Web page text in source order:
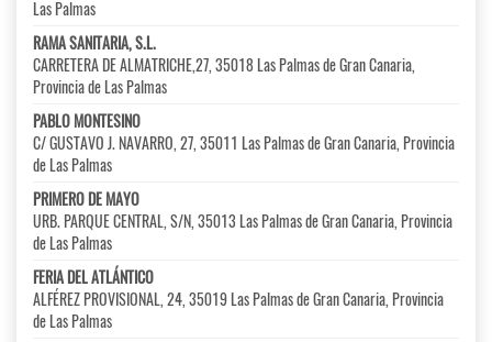
Las Palmas
RAMA SANITARIA, S.L.
CARRETERA DE ALMATRICHE,27, 35018 Las Palmas de Gran Canaria,
Provincia de Las Palmas
PABLO MONTESINO
C/ GUSTAVO J. NAVARRO, 27, 35011 Las Palmas de Gran Canaria, Provincia
de Las Palmas
PRIMERO DE MAYO
URB. PARQUE CENTRAL, S/N, 35013 Las Palmas de Gran Canaria, Provincia
de Las Palmas
FERIA DEL ATLÁNTICO
ALFÉREZ PROVISIONAL, 24, 35019 Las Palmas de Gran Canaria, Provincia
de Las Palmas